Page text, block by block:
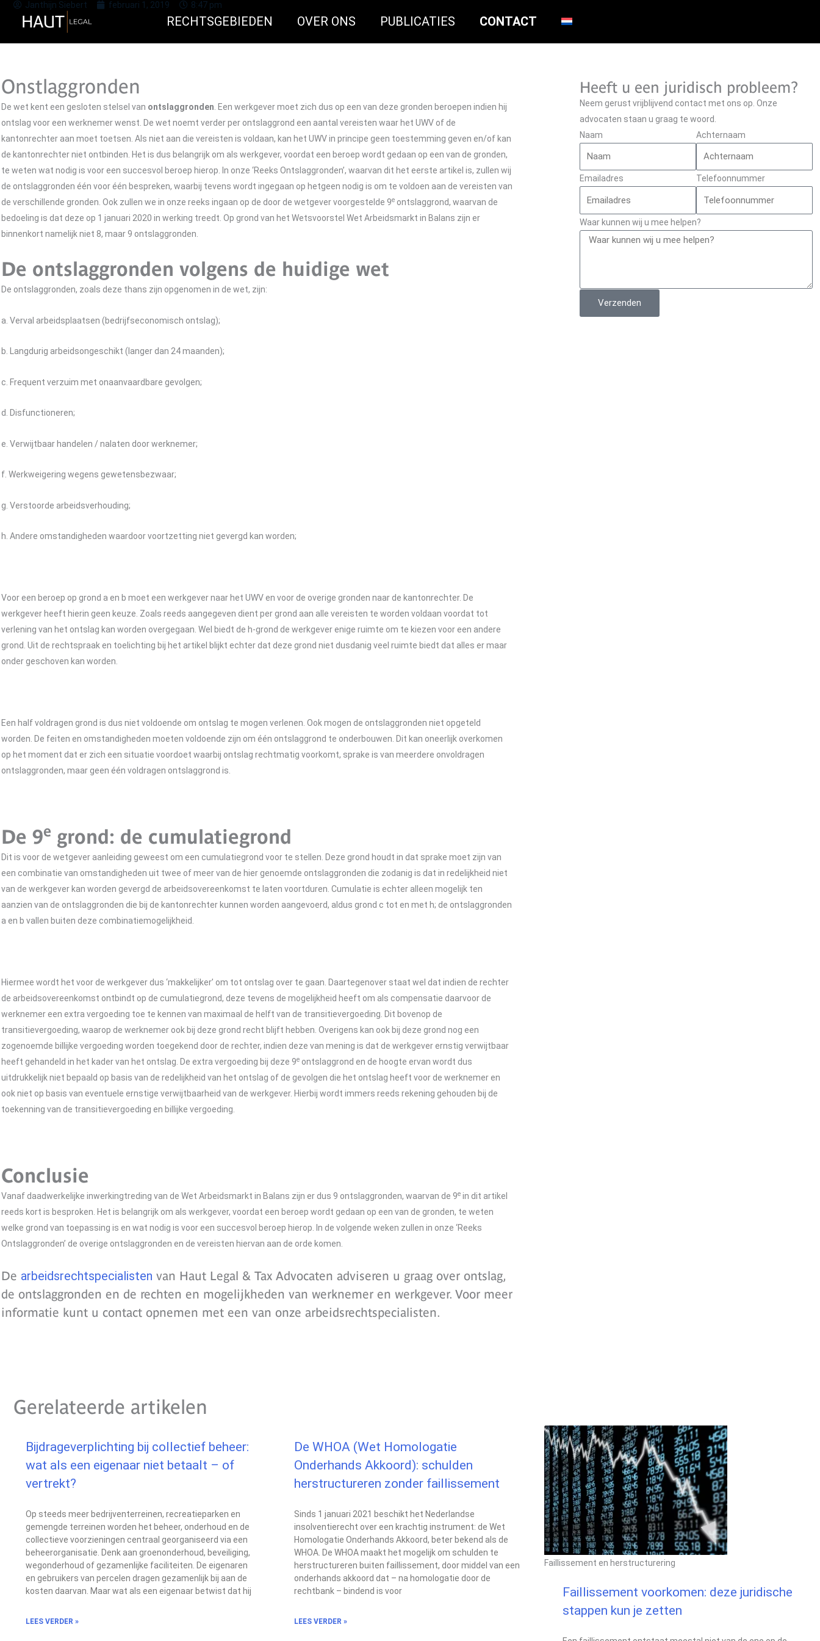
RECHTSGEBIEDEN OVER ONS PUBLICATIES CONTACT
Janthijn Siebert februari 1, 2019 8:47 pm
Onstlaggronden
De wet kent een gesloten stelsel van ontslaggronden . Een werkgever moet zich dus op een van deze gronden beroepen indien hij
ontslag voor een werknemer wenst. De wet noemt verder per ontslaggrond een aantal vereisten waar het UWV of de
kantonrechter aan moet toetsen. Als niet aan die vereisten is voldaan, kan het UWV in principe geen toestemming geven en/of kan
de kantonrechter niet ontbinden. Het is dus belangrijk om als werkgever, voordat een beroep wordt gedaan op een van de gronden,
te weten wat nodig is voor een succesvol beroep hierop. In onze ‘Reeks Ontslaggronden’, waarvan dit het eerste artikel is, zullen wij
de ontslaggronden één voor één bespreken, waarbij tevens wordt ingegaan op hetgeen nodig is om te voldoen aan de vereisten van
de verschillende gronden. Ook zullen we in onze reeks ingaan op de door de wetgever voorgestelde 9e ontslaggrond, waarvan de
bedoeling is dat deze op 1 januari 2020 in werking treedt. Op grond van het Wetsvoorstel Wet Arbeidsmarkt in Balans zijn er
binnenkort namelijk niet 8, maar 9 ontslaggronden.
De ontslaggronden volgens de huidige wet
De ontslaggronden, zoals deze thans zijn opgenomen in de wet, zijn:
a. Verval arbeidsplaatsen (bedrijfseconomisch ontslag);
b. Langdurig arbeidsongeschikt (langer dan 24 maanden);
c. Frequent verzuim met onaanvaardbare gevolgen;
d. Disfunctioneren;
e. Verwijtbaar handelen / nalaten door werknemer;
f. Werkweigering wegens gewetensbezwaar;
g. Verstoorde arbeidsverhouding;
h. Andere omstandigheden waardoor voortzetting niet gevergd kan worden;
Voor een beroep op grond a en b moet een werkgever naar het UWV en voor de overige gronden naar de kantonrechter. De
werkgever heeft hierin geen keuze. Zoals reeds aangegeven dient per grond aan alle vereisten te worden voldaan voordat tot
verlening van het ontslag kan worden overgegaan. Wel biedt de h-grond de werkgever enige ruimte om te kiezen voor een andere
grond. Uit de rechtspraak en toelichting bij het artikel blijkt echter dat deze grond niet dusdanig veel ruimte biedt dat alles er maar
onder geschoven kan worden.
Een half voldragen grond is dus niet voldoende om ontslag te mogen verlenen. Ook mogen de ontslaggronden niet opgeteld
worden. De feiten en omstandigheden moeten voldoende zijn om één ontslaggrond te onderbouwen. Dit kan oneerlijk overkomen
op het moment dat er zich een situatie voordoet waarbij ontslag rechtmatig voorkomt, sprake is van meerdere onvoldragen
ontslaggronden, maar geen één voldragen ontslaggrond is.
De 9e grond: de cumulatiegrond
Dit is voor de wetgever aanleiding geweest om een cumulatiegrond voor te stellen. Deze grond houdt in dat sprake moet zijn van
een combinatie van omstandigheden uit twee of meer van de hier genoemde ontslaggronden die zodanig is dat in redelijkheid niet
van de werkgever kan worden gevergd de arbeidsovereenkomst te laten voortduren. Cumulatie is echter alleen mogelijk ten
aanzien van de ontslaggronden die bij de kantonrechter kunnen worden aangevoerd, aldus grond c tot en met h; de ontslaggronden
a en b vallen buiten deze combinatiemogelijkheid.
Hiermee wordt het voor de werkgever dus ‘makkelijker’ om tot ontslag over te gaan. Daartegenover staat wel dat indien de rechter
de arbeidsovereenkomst ontbindt op de cumulatiegrond, deze tevens de mogelijkheid heeft om als compensatie daarvoor de
werknemer een extra vergoeding toe te kennen van maximaal de helft van de transitievergoeding. Dit bovenop de
transitievergoeding, waarop de werknemer ook bij deze grond recht blijft hebben. Overigens kan ook bij deze grond nog een
zogenoemde billijke vergoeding worden toegekend door de rechter, indien deze van mening is dat de werkgever ernstig verwijtbaar
heeft gehandeld in het kader van het ontslag. De extra vergoeding bij deze 9e ontslaggrond en de hoogte ervan wordt dus
uitdrukkelijk niet bepaald op basis van de redelijkheid van het ontslag of de gevolgen die het ontslag heeft voor de werknemer en
ook niet op basis van eventuele ernstige verwijtbaarheid van de werkgever. Hierbij wordt immers reeds rekening gehouden bij de
toekenning van de transitievergoeding en billijke vergoeding.
Conclusie
Vanaf daadwerkelijke inwerkingtreding van de Wet Arbeidsmarkt in Balans zijn er dus 9 ontslaggronden, waarvan de 9e in dit artikel
reeds kort is besproken. Het is belangrijk om als werkgever, voordat een beroep wordt gedaan op een van de gronden, te weten
welke grond van toepassing is en wat nodig is voor een succesvol beroep hierop. In de volgende weken zullen in onze ‘Reeks
Ontslaggronden’ de overige ontslaggronden en de vereisten hiervan aan de orde komen.
De arbeidsrechtspecialisten van Haut Legal & Tax Advocaten adviseren u graag over ontslag,
de ontslaggronden en de rechten en mogelijkheden van werknemer en werkgever. Voor meer
informatie kunt u contact opnemen met een van onze arbeidsrechtspecialisten.
Heeft u een juridisch probleem?
Neem gerust vrijblijvend contact met ons op. Onze
advocaten staan u graag te woord.
Naam
Achternaam
Emailadres Telefoonnummer
Waar kunnen wij u mee helpen?
Verzenden
Gerelateerde artikelen
Bijdrageverplichting bij collectief beheer:
wat als een eigenaar niet betaalt – of
vertrekt?
Op steeds meer bedrijventerreinen, recreatieparken en
gemengde terreinen worden het beheer, onderhoud en de
collectieve voorzieningen centraal georganiseerd via een
beheerorganisatie. Denk aan groenonderhoud, beveiliging,
wegonderhoud of gezamenlijke faciliteiten. De eigenaren
en gebruikers van percelen dragen gezamenlijk bij aan de
kosten daarvan. Maar wat als een eigenaar betwist dat hij
LEES VERDER »
De WHOA (Wet Homologatie
Onderhands Akkoord): schulden
herstructureren zonder faillissement
Sinds 1 januari 2021 beschikt het Nederlandse
insolventierecht over een krachtig instrument: de Wet
Homologatie Onderhands Akkoord, beter bekend als de
WHOA. De WHOA maakt het mogelijk om schulden te
herstructureren buiten faillissement, door middel van een
onderhands akkoord dat – na homologatie door de
rechtbank – bindend is voor
LEES VERDER »
Faillissement en herstructurering
Faillissement voorkomen: deze juridische
stappen kun je zetten